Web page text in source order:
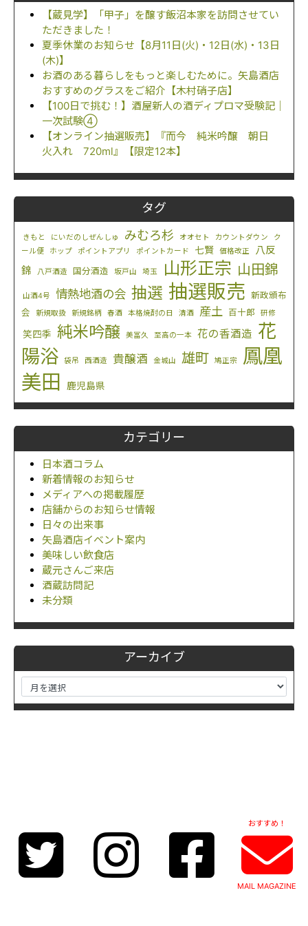
【蔵見学】「甲子」を醸す飯沼本家を訪問させてい
ただきました！
夏季休業のお知らせ【8月11日(火)・12日(水)・13日
(木)】
お酒のある暮らしをもっと楽しむために。矢島酒店
おすすめのグラスをご紹介【木村硝子店】
【100日で挑む！】酒屋新人の酒ディプロマ受験記｜
一次試験④
【オンライン抽選販売】『而今 純米吟醸 朝日
火入れ 720ml』【限定12本】
タグ
きもと にいだのしぜんしゅ みむろ杉 オオセト カウントダウン
ク
ール便
ホップ ポイントアプリ ポイントカード 七賢 価格改正
八反
錦
八戸酒造 国分酒造 坂戸山 埼玉 山形正宗 山田錦
山酒4号 情熱地酒の会 抽選 抽選販売 新政頒布
会
新規取扱 新規銘柄 春酒 本格焼酎の日 清酒 産土 百十郎 研修
笑四季 純米吟醸 美冨久 至高の一本 花の香酒造 花
陽浴
袋吊 西酒造 貴醸酒 金城山 雄町 鳩正宗
鳳凰
美田
鹿児島県
カテゴリー
日本酒コラム
新着情報のお知らせ
メディアへの掲載履歴
店舗からのお知らせ情報
日々の出来事
矢島酒店イベント案内
美味しい飲食店
蔵元さんご来店
酒蔵訪問記
未分類
アーカイブ
おすすめ！
MAIL MAGAZINE